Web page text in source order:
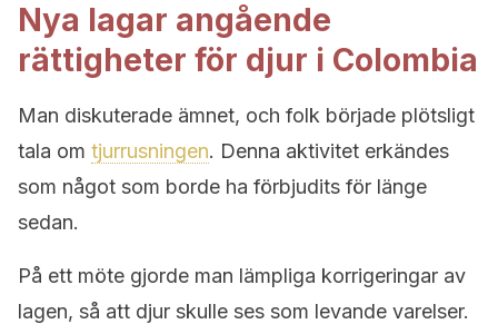
Nya lagar angående
rättigheter för djur i Colombia
Man diskuterade ämnet, och folk började plötsligt
tala om tjurrusningen. Denna aktivitet erkändes
som något som borde ha förbjudits för länge
sedan.
På ett möte gjorde man lämpliga korrigeringar av
lagen, så att djur skulle ses som levande varelser.